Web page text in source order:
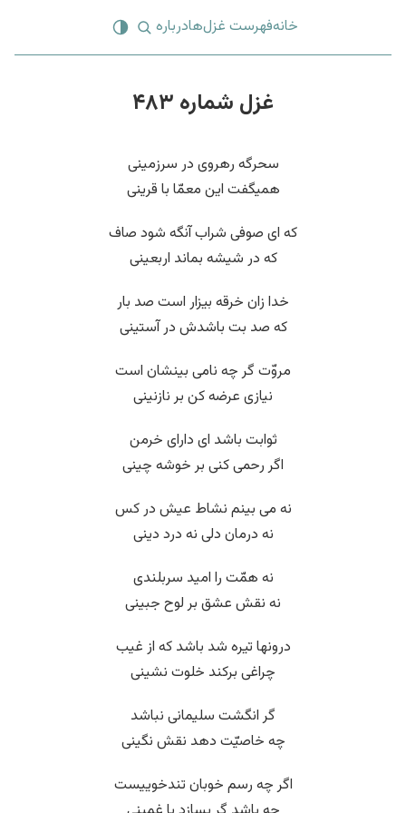
خانهفهرست غزل‌هادرباره
غزل شماره ۴۸۳
سحرگه رهروی در سرزمینی
همیگفت این معمّا با قرینی
که ای صوفی شراب آنگه شود صاف
که در شیشه بماند اربعینی
خدا زان خرقه بیزار است صد بار
که صد بت باشدش در آستینی
مروّت گر چه نامی بینشان است
نیازی عرضه کن بر نازنینی
ثوابت باشد ای دارای خرمن
اگر رحمی کنی بر خوشه چینی
نه می بینم نشاط عیش در کس
نه درمان دلی نه درد دینی
نه همّت را امید سربلندی
نه نقش عشق بر لوح جبینی
درونها تیره شد باشد که از غیب
چراغی برکند خلوت نشینی
گر انگشت سلیمانی نباشد
چه خاصیّت دهد نقش نگینی
اگر چه رسم خوبان تندخوییست